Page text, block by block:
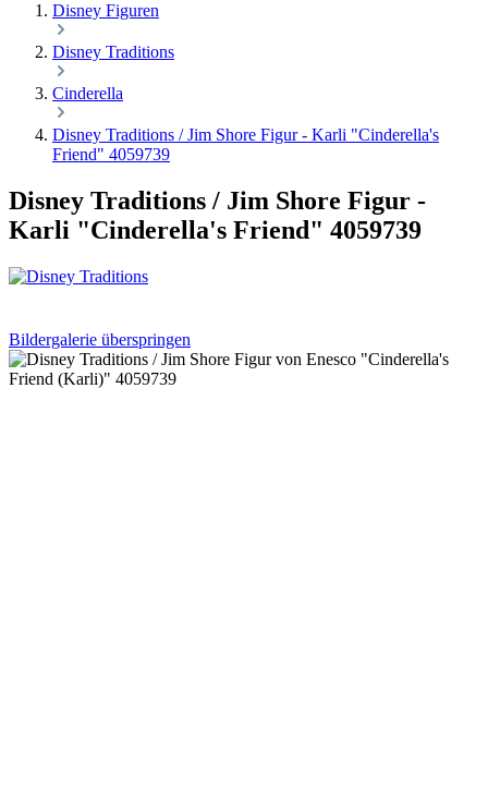
Disney Figuren
Disney Traditions
Cinderella
Disney Traditions / Jim Shore Figur - Karli "Cinderella's
Friend" 4059739
Disney Traditions / Jim Shore Figur -
Karli "Cinderella's Friend" 4059739
Bildergalerie überspringen